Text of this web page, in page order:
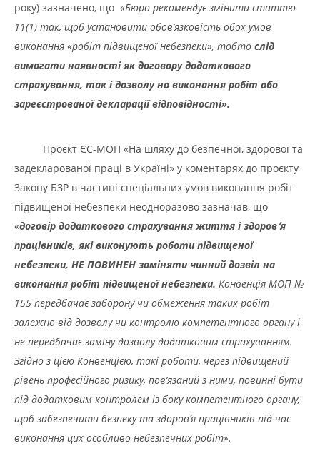
року) зазначено, що «Бюро рекомендує змінити статтю
11(1) так, щоб установити обов’язковість обох умов
виконання «робіт підвищеної небезпеки», тобто слід
вимагати наявності як договору додаткового
страхування, так і дозволу на виконання робіт або
зареєстрованої декларації відповідності».
Проєкт ЄС-МОП «На шляху до безпечної, здорової та
задекларованої праці в Україні» у коментарях до проєкту
Закону БЗР в частині спеціальних умов виконання робіт
підвищеної небезпеки неодноразово зазначав, що
«договір додаткового страхування життя і здоров՚я
працівників, які виконують роботи підвищеної
небезпеки, НЕ ПОВИНЕН заміняти чинний дозвіл на
виконання робіт підвищеної небезпеки. Конвенція МОП №
155 передбачає заборону чи обмеження таких робіт
залежно від дозволу чи контролю компетентного органу і
не передбачає заміну дозволу додатковим страхуванням.
Згідно з цією Конвенцією, такі роботи, через підвищений
рівень професійного ризику, пов’язаний з ними, повинні бути
під додатковим контролем із боку компетентного органу,
щоб забезпечити безпеку та здоров’я працівників під час
виконання цих особливо небезпечних робіт».